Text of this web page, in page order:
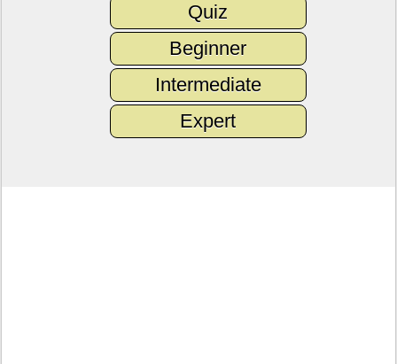
Quiz
Beginner
Intermediate
Expert